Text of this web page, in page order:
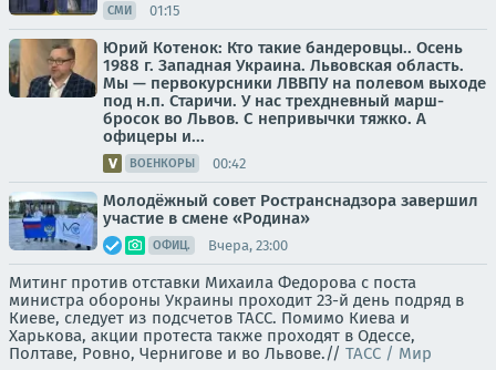
СМИ 01:15
Юрий Котенок: Кто такие бандеровцы.. Осень
1988 г. Западная Украина. Львовская область.
Мы — первокурсники ЛВВПУ на полевом выходе
под н.п. Старичи. У нас трехдневный марш-
бросок во Львов. С непривычки тяжко. А
офицеры и...
ВОЕНКОРЫ 00:42
Молодёжный совет Ространснадзора завершил
участие в смене «Родина»
ОФИЦ. Вчера, 23:00
Митинг против отставки Михаила Федорова с поста
министра обороны Украины проходит 23-й день подряд в
Киеве, следует из подсчетов ТАСС. Помимо Киева и
Харькова, акции протеста также проходят в Одессе,
Полтаве, Ровно, Чернигове и во Львове.// ТАСС / Мир